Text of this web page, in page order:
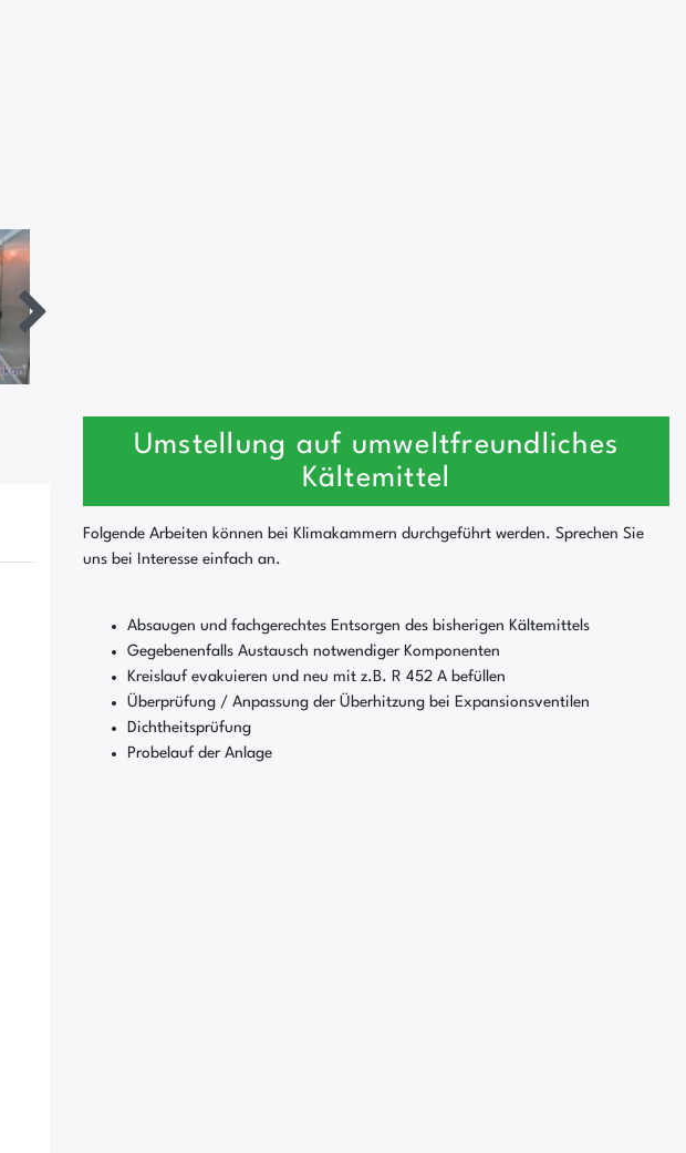
Umstellung auf umweltfreundliches
Kältemittel
Folgende Arbeiten können bei Klimakammern durchgeführt werden. Sprechen Sie
uns bei Interesse einfach an.
Absaugen und fachgerechtes Entsorgen des bisherigen Kältemittels
Gegebenenfalls Austausch notwendiger Komponenten
Kreislauf evakuieren und neu mit z.B. R 452 A befüllen
Überprüfung / Anpassung der Überhitzung bei Expansionsventilen
Dichtheitsprüfung
Probelauf der Anlage